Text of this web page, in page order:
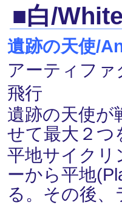
■白/White
遺跡の天使/
アーティフ
飛行
遺跡の天使が
せて最大２つ
平地サイクリ
ーから平地
る。その後